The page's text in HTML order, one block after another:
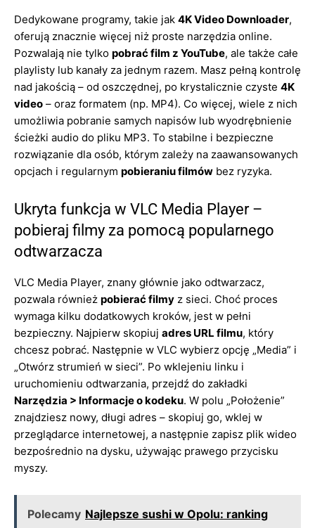
Dedykowane programy, takie jak 4K Video Downloader,
oferują znacznie więcej niż proste narzędzia online.
Pozwalają nie tylko pobrać film z YouTube, ale także całe
playlisty lub kanały za jednym razem. Masz pełną kontrolę
nad jakością – od oszczędnej, po krystalicznie czyste 4K
video – oraz formatem (np. MP4). Co więcej, wiele z nich
umożliwia pobranie samych napisów lub wyodrębnienie
ścieżki audio do pliku MP3. To stabilne i bezpieczne
rozwiązanie dla osób, którym zależy na zaawansowanych
opcjach i regularnym pobieraniu filmów bez ryzyka.
Ukryta funkcja w VLC Media Player –
pobieraj filmy za pomocą popularnego
odtwarzacza
VLC Media Player, znany głównie jako odtwarzacz,
pozwala również pobierać filmy z sieci. Choć proces
wymaga kilku dodatkowych kroków, jest w pełni
bezpieczny. Najpierw skopiuj adres URL filmu, który
chcesz pobrać. Następnie w VLC wybierz opcję „Media” i
„Otwórz strumień w sieci”. Po wklejeniu linku i
uruchomieniu odtwarzania, przejdź do zakładki
Narzędzia > Informacje o kodeku. W polu „Położenie”
znajdziesz nowy, długi adres – skopiuj go, wklej w
przeglądarce internetowej, a następnie zapisz plik wideo
bezpośrednio na dysku, używając prawego przycisku
myszy.
Polecamy Najlepsze sushi w Opolu: ranking